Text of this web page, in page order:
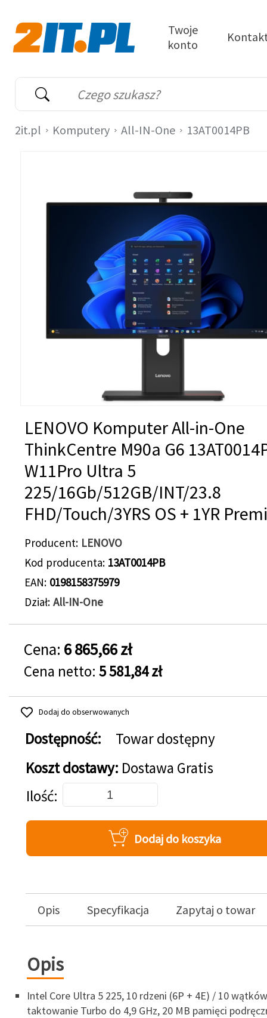
Wyszukiwarka
Słowo kluczowe
Twoje
konto
2it.pl Komputery All-IN-One 13AT0014PB
LENOVO Komputer All-in-One
ThinkCentre M90a G6
W11Pro Ultra 5
225/16Gb/512GB/INT/23.8
FHD/Touch/3YRS OS + 1YR
Producent LENOVO
Kod producenta 13AT0014PB
EAN 0198158375979
Dział All-IN-One
Cena: 6 865,66 zł
Cena netto: 5 581,84 zł
Dodaj do obserwowanych
Dostępność:
Towar dostępny
Koszt dostawy: Dostawa Gratis
Dodaj do koszyka
Ilość
Dodaj do koszyka
Opis Specyfikacja Zapytaj o towar
Opis
Intel Core Ultra 5 225, 10 rdzeni (6P + 4E) / 10
taktowanie Turbo do 4,9 GHz, 20 MB pamięci